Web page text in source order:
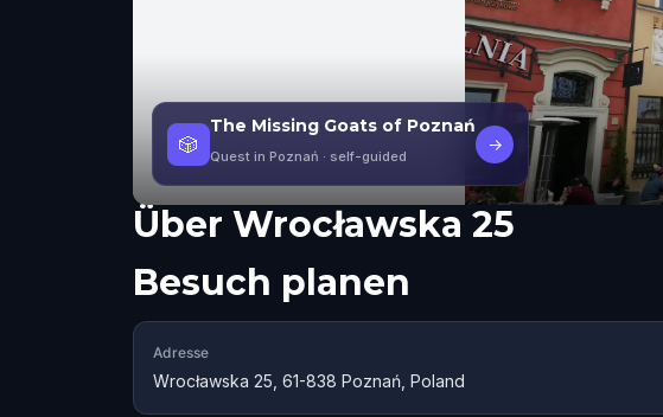
🎲
The Missing Goats of Poznań
Quest in Poznań · self-guided
→
Über Wrocławska 25
Besuch planen
Adresse
Wrocławska 25, 61-838 Poznań, Poland